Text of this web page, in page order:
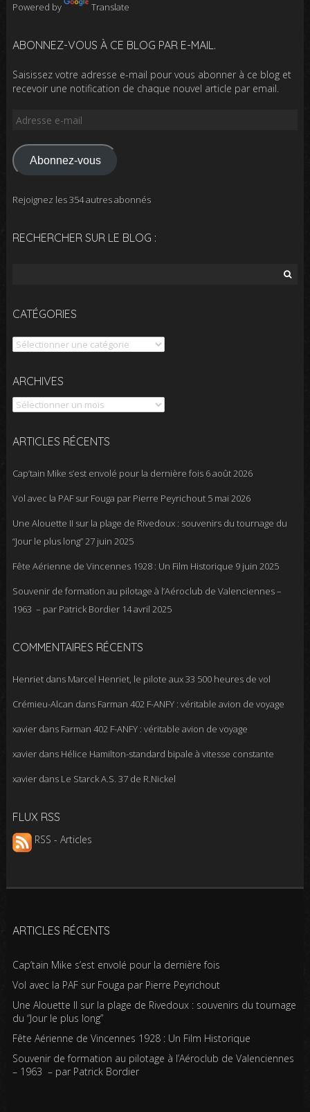
Powered by Translate
ABONNEZ-VOUS À CE BLOG PAR E-MAIL.
Saisissez votre adresse e-mail pour vous abonner à ce blog et
recevoir une notification de chaque nouvel article par email.
Adresse
mail
Abonnez-vous
Rejoignez les 354 autres abonnés
RECHERCHER SUR LE BLOG :
CATÉGORIES
Catégories
ARCHIVES
Archives
ARTICLES RÉCENTS
Cap’tain Mike s’est envolé pour la dernière fois 6 août 2026
Vol avec la PAF sur Fouga par Pierre Peyrichout 5 mai 2026
Une Alouette II sur la plage de Rivedoux : souvenirs du tournage du
“Jour le plus long”27 juin 2025
Fête Aérienne de Vincennes 1928 : Un Film Historique 9 juin 2025
Souvenir de formation au pilotage à l’Aéroclub de Valenciennes –
1963 – par Patrick Bordier 14 avril 2025
COMMENTAIRES RÉCENTS
Henrietdans Marcel Henriet, le pilote aux 33 500 heures de vol
Crémieu-Alcan dans Farman 402 F-ANFY : véritable avion de voyage
xavierdans Farman 402 F-ANFY : véritable avion de voyage
xavierdans Hélice Hamilton-standard bipale à vitesse constante
xavierdans Le Starck A.S. 37 de R.Nickel
FLUX RSS
RSS - Articles
ARTICLES RÉCENTS
Cap’tain Mike s’est envolé pour la dernière fois
Vol avec la PAF sur Fouga par Pierre Peyrichout
Une Alouette II sur la plage de Rivedoux : souvenirs du tournage
du “Jour le plus long”
Fête Aérienne de Vincennes 1928 : Un Film Historique
Souvenir de formation au pilotage à l’Aéroclub de Valenciennes
– 1963 – par Patrick Bordier